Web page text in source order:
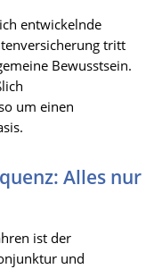
entwickelnde
tritt
Bewusstsein.
um einen
Alles nur
ist der
und